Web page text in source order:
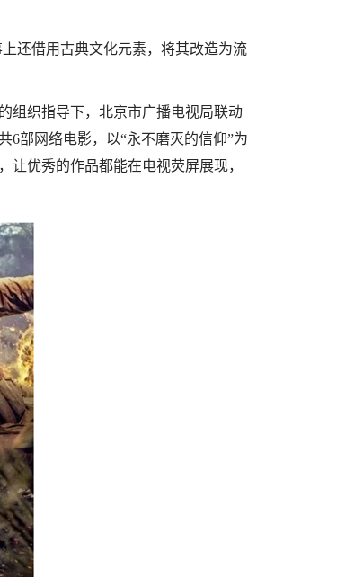
还借用古典文化元素，将其改造为流
组织指导下，北京市广播电视局联动
6部网络电影，以“永不磨灭的信仰”为
优秀的作品都能在电视荧屏展现，